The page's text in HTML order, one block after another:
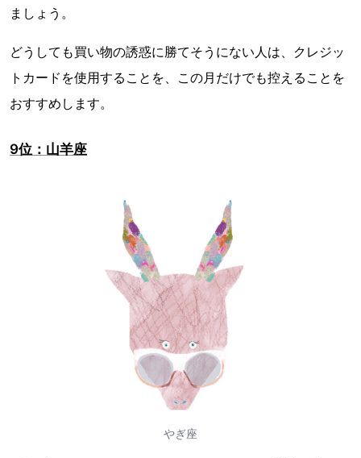
ましょう。
どうしても買い物の誘惑に勝てそうにない人は、クレジッ
トカードを使用することを、この月だけでも控えることを
おすすめします。
9位：山羊座
やぎ座